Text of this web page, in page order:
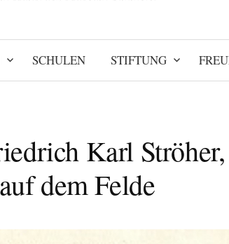
SCHULEN STIFTUNG
Karl
auf dem Felde